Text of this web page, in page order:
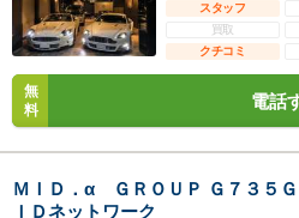
スタッフ
買取
クチコミ
無
料
電話
ＭＩＤ．α ＧＲＯＵＰ Ｇ７３５
ＩＤネットワーク